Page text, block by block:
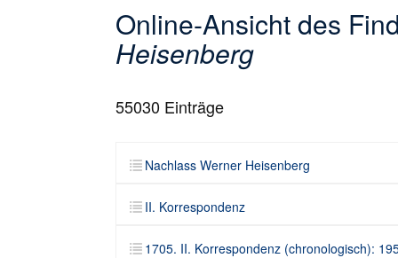
Online-Ansicht des
Heisenberg
55030 Einträge
Nachlass Werner Heisenberg
II. Korrespondenz
1705. II. Korrespondenz (chronologisch):